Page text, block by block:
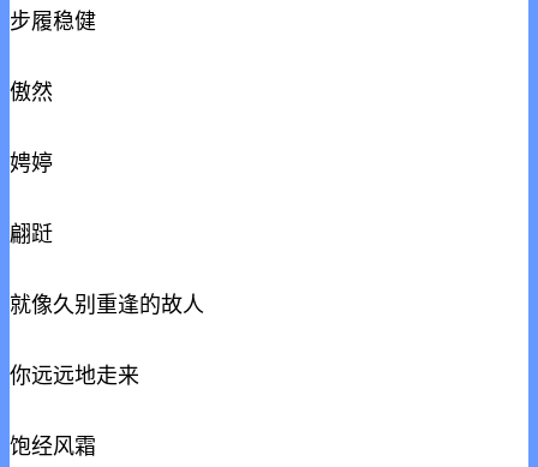
步履稳健
傲然
娉婷
翩跹
就像久别重逢的故人
你远远地走来
饱经风霜